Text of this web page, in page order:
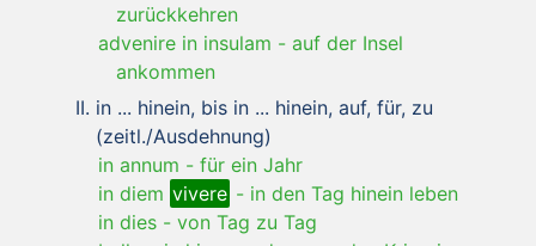
zurückkehren
advenire in insulam - auf der Insel
ankommen
in ... hinein, bis in ... hinein, auf, für, zu
(zeitl./Ausdehnung)
in annum - für ein Jahr
in diem vivere - in den Tag hinein leben
in dies - von Tag zu Tag